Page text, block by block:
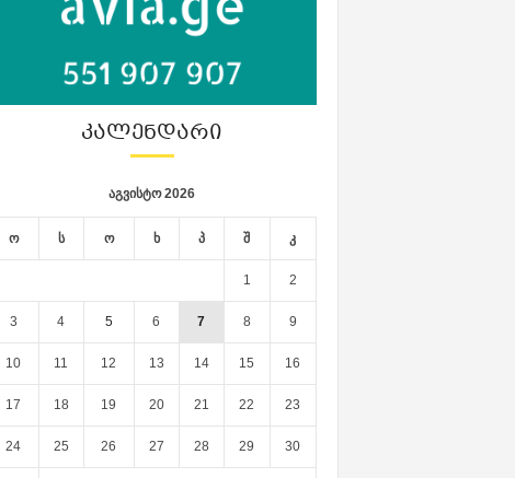
ᲙᲐᲚᲔᲜᲓᲐᲠᲘ
აგვისტო 2026
ო ს ო ხ პ შ კ
1 2
3 4 5 6 7 8 9
10 11 12 13 14 15 16
17 18 19 20 21 22 23
24 25 26 27 28 29 30